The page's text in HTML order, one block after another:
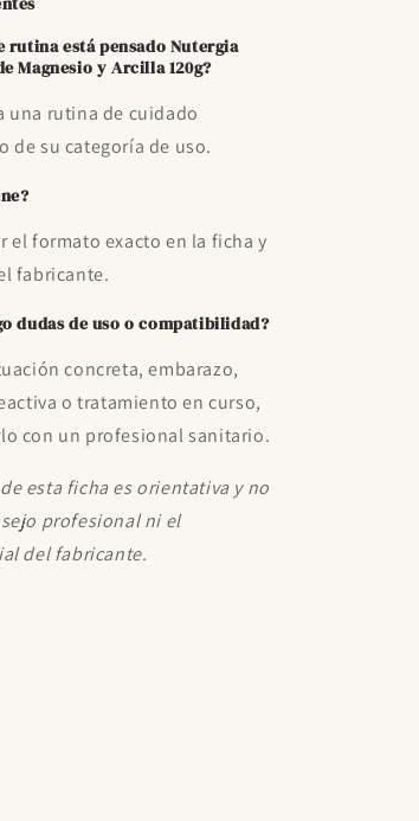
rutina está pensado Nutergia
Magnesio y Arcilla 120g?
una rutina de cuidado
de su categoría de uso.
el formato exacto en la ficha y
fabricante.
dudas de uso o compatibilidad?
concreta, embarazo,
o tratamiento en curso,
con un profesional sanitario.
esta ficha es orientativa y no
profesional ni el
del fabricante.